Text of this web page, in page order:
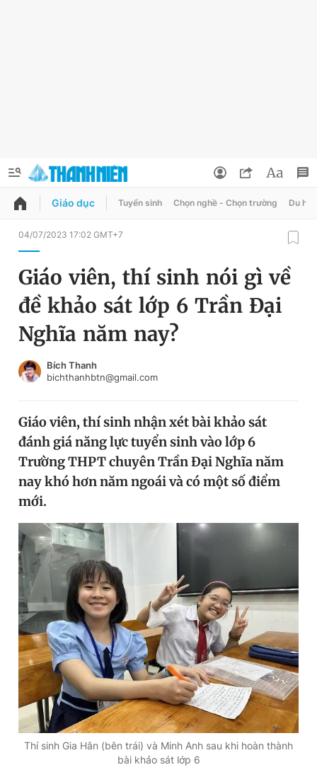
QUẢNG CÁO ĐẶT BÁO
Chuyên mục
Chuyên mục khác
Chào ngày mới
Video Magazine
Sản phẩm khác
Tiện ích Bạn cần biết
Thông tin tòa soạn Liên hệ quảng cáo
Đọc Thanh Niên trên điện thoại
Đổi mật khẩu
Tin đã lưu
Tin đã xem
Giáo dục Tuyển sinh Chọn nghề - Chọn trường Du học
04/07/2023 17:02 GMT+7
Giáo viên, thí sinh nói gì về
đề khảo sát lớp 6 Trần Đại
Nghĩa năm nay?
Bích Thanh
bichthanhbtn@gmail.com
Giáo viên, thí sinh nhận xét bài khảo sát
đánh giá năng lực tuyển sinh vào lớp 6
Trường THPT chuyên Trần Đại Nghĩa năm
nay khó hơn năm ngoái và có một số điểm
mới.
Thí sinh Gia Hân (bên trái) và Minh Anh sau khi hoàn thành
bài khảo sát lớp 6